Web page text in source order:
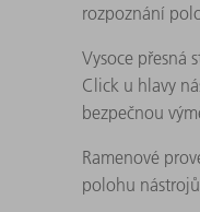
rozpoznání
Vysoce přesná
Click u hlavy
bezpečnou
Ramenové
polohu